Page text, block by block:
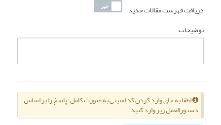
دریافت فهرست مقالات جدید
توضیحات
لطفا به جای وارد کردن کد امنیتی به صورت کامل؛ پاسخ را بر اساس
دستورالعمل زیر وارد کنید.